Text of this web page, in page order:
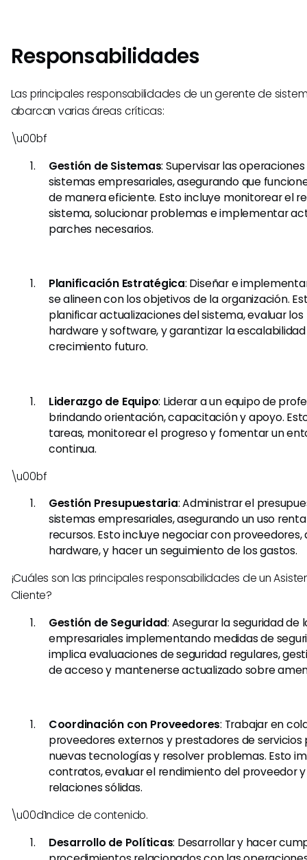
Responsabilidades
Las principales responsabilidades de un gerente de
abarcan varias áreas críticas:
\u00bf
Gestión de Sistemas: Supervisar las
sistemas empresariales, asegurando que
de manera eficiente. Esto incluye monitorear el
sistema, solucionar problemas e implementar
parches necesarios.
Planificación Estratégica: Diseñar e
se alineen con los objetivos de la organización.
planificar actualizaciones del sistema, evaluar los
hardware y software, y garantizar la
crecimiento futuro.
Liderazgo de Equipo: Liderar a un equipo de
brindando orientación, capacitación y apoyo.
tareas, monitorear el progreso y fomentar un
continua.
\u00bf
Gestión Presupuestaria: Administrar el
sistemas empresariales, asegurando un uso
recursos. Esto incluye negociar con
hardware, y hacer un seguimiento de los gastos.
¡Cuáles son las principales responsabilidades de un
Cliente?
Gestión de Seguridad: Asegurar la seguridad de
empresariales implementando medidas de
implica evaluaciones de seguridad regulares,
de acceso y mantenerse actualizado sobre
Coordinación con Proveedores: Trabajar en
proveedores externos y prestadores de servicios
nuevas tecnologías y resolver problemas. Esto
contratos, evaluar el rendimiento del proveedor
relaciones sólidas.
\u00d1ndice de contenido.
Desarrollo de Políticas: Desarrollar y hacer